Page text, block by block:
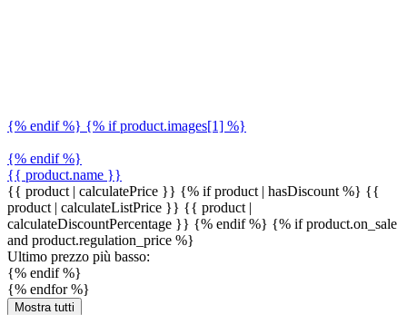
{% endif %} {% if product.images[1] %}
{% endif %}
{{ product.name }}
{{ product | calculatePrice }} {% if product | hasDiscount %} {{
product | calculateListPrice }} {{ product |
calculateDiscountPercentage }} {% endif %} {% if product.on_sale
and product.regulation_price %}
Ultimo prezzo più basso:
{% endif %}
{% endfor %}
Mostra tutti